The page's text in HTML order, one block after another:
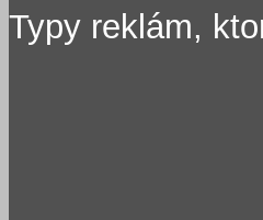
Typy reklám,